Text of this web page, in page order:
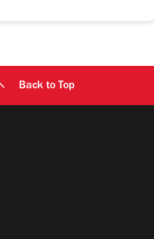
Back to Top